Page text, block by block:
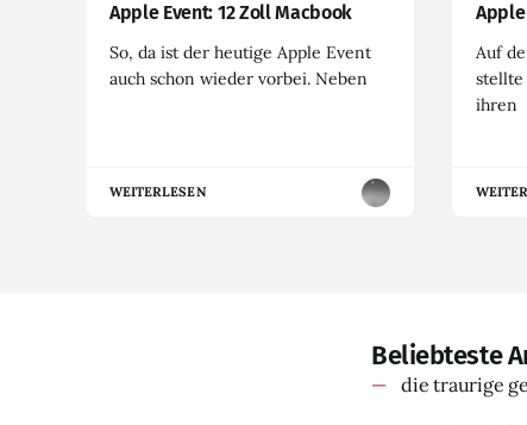
Apple Event: 12 Zoll Macbook
So, da ist der heutige Apple Event
auch schon wieder vorbei. Neben
WEITERLESEN
Auf
stellte
ihren
Beliebteste
die traurige